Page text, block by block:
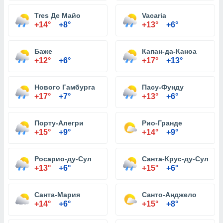
Tres Де Майо
+14° +8°
Vacaria
+13° +6°
Баже
+12° +6°
Капан-да-Каноа
+17° +13°
Нового Гамбурга
+17° +7°
Пасу-Фунду
+13° +6°
Порту-Алегри
+15° +9°
Рио-Гранде
+14° +9°
Росарио-ду-Сул
+13° +6°
Санта-Крус-ду-Сул
+15° +6°
Санта-Мария
+14° +6°
Санто-Анджело
+15° +8°